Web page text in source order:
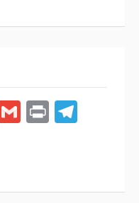
Gmail
Print